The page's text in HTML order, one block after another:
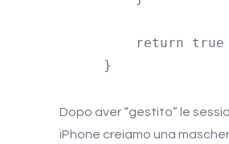
    }
Dopo aver “gestito” le
iPhone creiamo una